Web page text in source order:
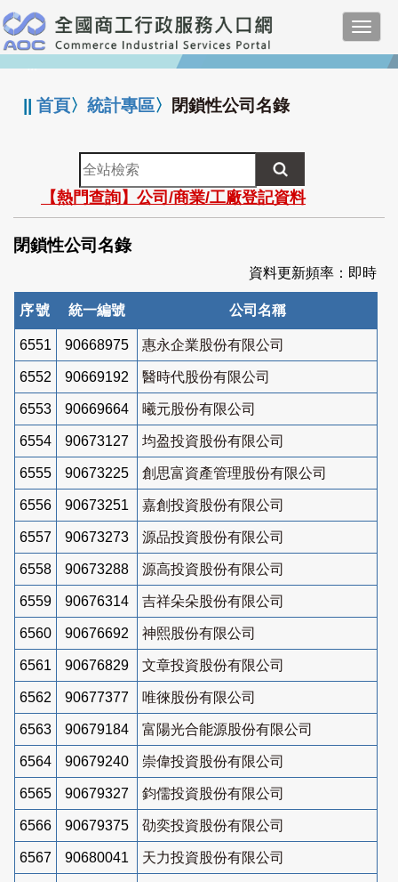
跳
到
主
要
:::
||首頁〉統計專區〉 閉鎖性公司名錄
全
站
檢
索
【熱門查詢】公司/商業/工廠登記資料
閉鎖性公司名錄
資料更新頻率：即時
序號 統一編號 公司名稱
6551 90668975 惠永企業股份有限公司
6552 90669192 醫時代股份有限公司
6553 90669664 曦元股份有限公司
6554 90673127 均盈投資股份有限公司
6555 90673225 創思富資產管理股份有限公司
6556 90673251 嘉創投資股份有限公司
6557 90673273 源品投資股份有限公司
6558 90673288 源高投資股份有限公司
6559 90676314 吉祥朵朵股份有限公司
6560 90676692 神熙股份有限公司
6561 90676829 文章投資股份有限公司
6562 90677377 唯徠股份有限公司
6563 90679184 富陽光合能源股份有限公司
6564 90679240 崇偉投資股份有限公司
6565 90679327 鈞儒投資股份有限公司
6566 90679375 劭奕投資股份有限公司
6567 90680041 天力投資股份有限公司